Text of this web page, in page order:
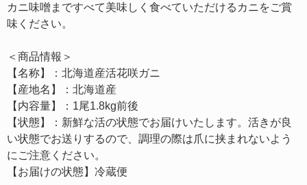
カニ味噌まですべて美味しく食べていただけるカニをご賞
味ください。
＜商品情報＞
【名称】：北海道産活花咲ガニ
【産地名】：北海道産
【内容量】：1尾1.8kg前後
【状態】：新鮮な活の状態でお届けいたします。活きが良
い状態でお送りするので、調理の際は爪に挟まれないよう
にご注意ください。
【お届けの状態】冷蔵便